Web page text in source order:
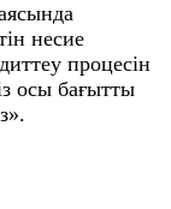
несие
процесін
осы бағытты